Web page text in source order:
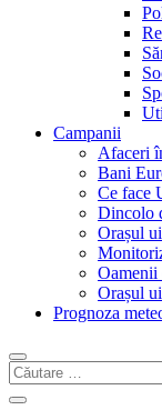
Campanii
Afaceri
Bani
Ce face
Dincolo
Orașul
Oamenii
Orașul
Prognoza